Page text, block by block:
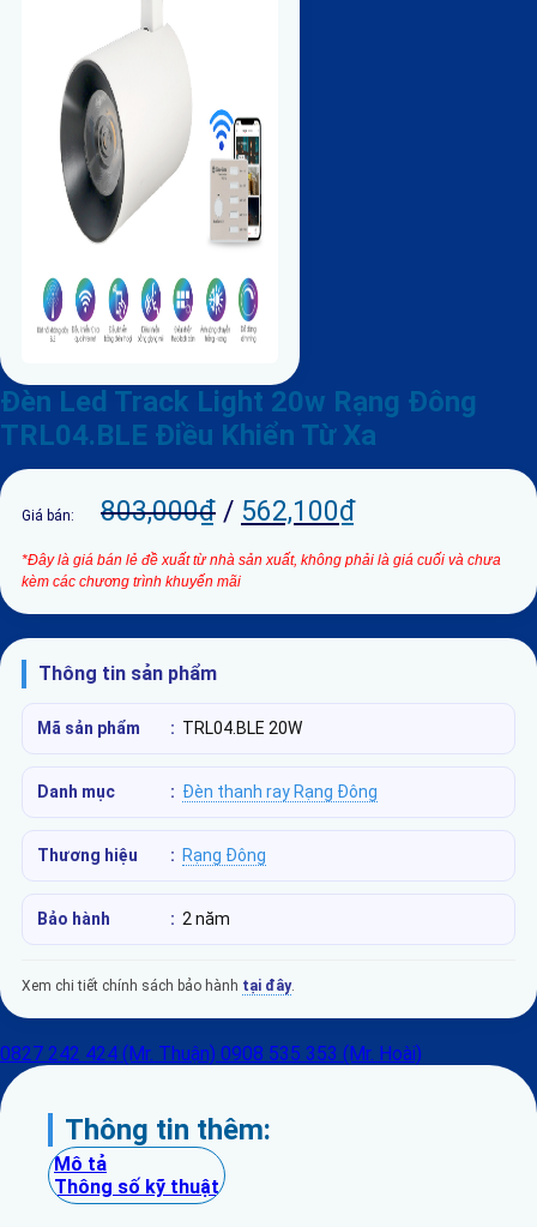
Đèn Led Track Light 20w Rạng Đông
TRL04.BLE Điều Khiển Từ Xa
Giá bán: 803,000₫ / 562,100₫
*Đây là giá bán lẻ đề xuất từ nhà sản xuất, không phải là giá cuối và chưa
kèm các chương trình khuyến mãi
Thông tin sản phẩm
Mã sản phẩm : TRL04.BLE 20W
Danh mục : Đèn thanh ray Rạng Đông
Thương hiệu : Rạng Đông
Bảo hành : 2 năm
Xem chi tiết chính sách bảo hành tại đây.
0827 242 424 (Mr. Thuận) 0908 535 353 (Mr. Hoài)
Thông tin thêm:
Mô tả
Thông số kỹ thuật